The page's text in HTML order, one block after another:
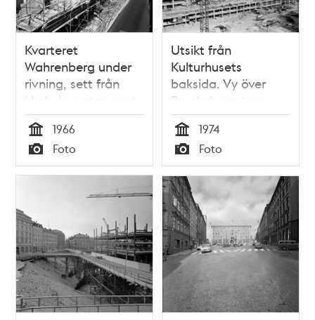
Kvarteret
Wahrenberg under
rivning, sett från
Herkulesgatan mot
Brunkebergstorg. Kv.
Åskslaget i
bakgrunden är idag
Gallerian
Tid
1966
Typ
Foto
Utsikt från
Kulturhusets
baksida. Vy över
Brunkebergstorg
och bygget av
Gallerian. Jakobs
kyrka i fonden.
Tid
1974
Typ
Foto